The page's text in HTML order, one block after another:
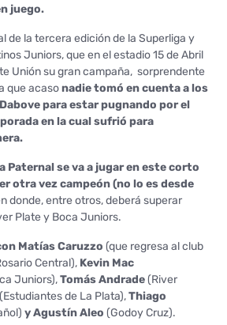
juego.
de la tercera edición de la Superliga y
Juniors, que en el estadio 15 de Abril
Unión su gran campaña, sorprendente
que acasonadie tomó en cuenta a los
para estar pugnando por el
en la cual sufrió para
Paternal se va a jugar en este corto
otra vez campeón (no lo es desde
donde, entre otros, deberá superar
Plate y Boca Juniors.
Matías Caruzzo (que regresa al club
Central), Kevin Mac
Juniors),Tomás Andrade(River
(Estudiantes de La Plata),Thiago
yAgustín Aleo (Godoy Cruz).